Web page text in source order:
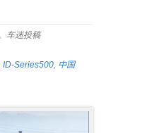
车迷投稿
ID-Series500 中国